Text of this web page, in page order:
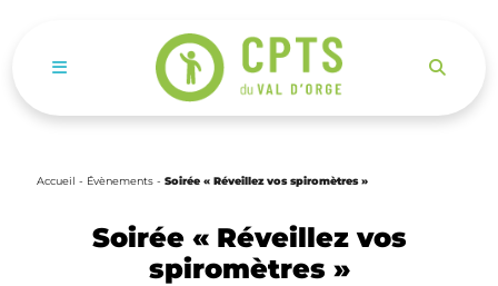
Ouvrir le menu de navigation mobile
Accueil - Évènements - Soirée « Réveillez vos spiromètres »
Soirée « Réveillez vos
spiromètres »